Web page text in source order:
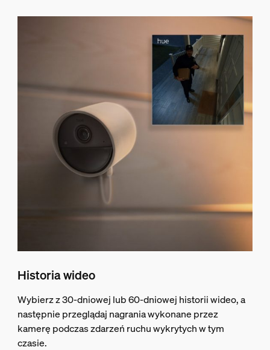
Historia wideo
Wybierz z 30-dniowej lub 60-dniowej historii wideo, a
następnie przeglądaj nagrania wykonane przez
kamerę podczas zdarzeń ruchu wykrytych w tym
czasie.